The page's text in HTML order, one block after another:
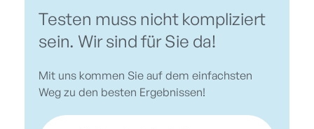
Testen muss nicht kompliziert
sein. Wir sind für Sie da!
Mit uns kommen Sie auf dem einfachsten
Weg zu den besten Ergebnissen!